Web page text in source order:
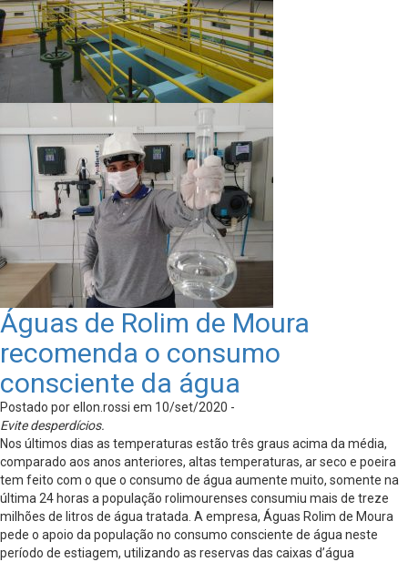
Águas de Rolim de Moura
recomenda o consumo
consciente da água
Postado por ellon.rossi em 10/set/2020 -
Evite desperdícios.
Nos últimos dias as temperaturas estão três graus acima da média,
comparado aos anos anteriores, altas temperaturas, ar seco e poeira
tem feito com o que o consumo de água aumente muito, somente na
última 24 horas a população rolimourenses consumiu mais de treze
milhões de litros de água tratada. A empresa, Águas Rolim de Moura
pede o apoio da população no consumo consciente de água neste
período de estiagem, utilizando as reservas das caixas d’água